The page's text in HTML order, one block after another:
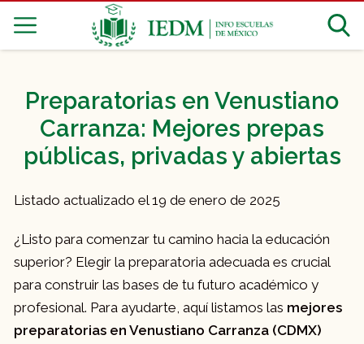
Preparatorias en Venustiano
Carranza: Mejores prepas
públicas, privadas y abiertas
Listado actualizado el 19 de enero de 2025
¿Listo para comenzar tu camino hacia la educación
superior? Elegir la preparatoria adecuada es crucial
para construir las bases de tu futuro académico y
profesional. Para ayudarte, aquí listamos las mejores
preparatorias en Venustiano Carranza (CDMX)